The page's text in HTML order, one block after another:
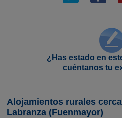
¿Has estado en
cuéntanos tu
Alojamientos rurales
Labranza (Fuenmayor)